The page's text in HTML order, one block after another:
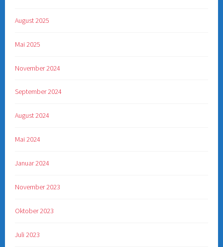
August 2025
Mai 2025
November 2024
September 2024
August 2024
Mai 2024
Januar 2024
November 2023
Oktober 2023
Juli 2023